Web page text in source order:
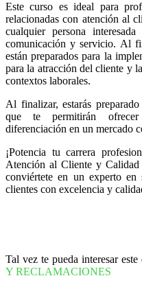
Este curso es ideal para
relacionadas con atención al
cualquier persona
comunicación y servicio. Al
están preparados para la
para la atracción del cliente y
contextos laborales.
Al finalizar, estarás
que te permitirán
diferenciación en un mercado
¡Potencia tu carrera
Atención al Cliente y
conviértete en un experto en
clientes con excelencia y
Tal vez te pueda interesar este
Y RECLAMACIONES